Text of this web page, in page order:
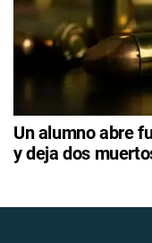
Un alumno abre
y deja dos